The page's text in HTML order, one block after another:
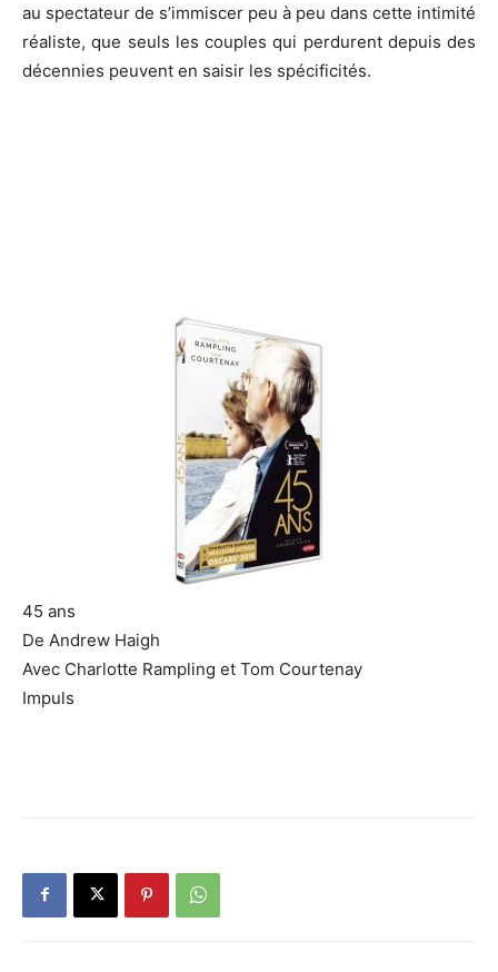
au spectateur de s’immiscer peu à peu dans cette intimité
réaliste, que seuls les couples qui perdurent depuis des
décennies peuvent en saisir les spécificités.
45 ans
De Andrew Haigh
Avec Charlotte Rampling et Tom Courtenay
Impuls